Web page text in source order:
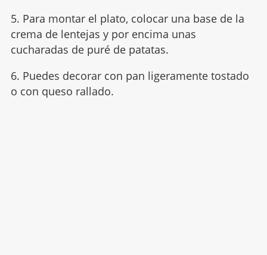
5. Para montar el plato, colocar una base de la
crema de lentejas y por encima unas
cucharadas de puré de patatas.
6. Puedes decorar con pan ligeramente tostado
o con queso rallado.